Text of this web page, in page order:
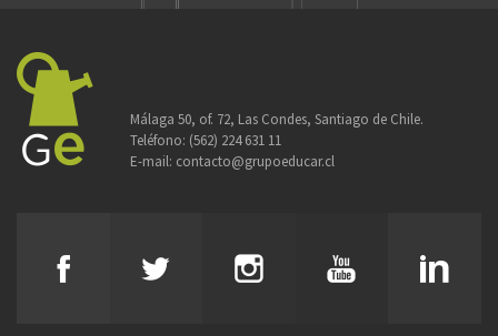
Málaga 50, of. 72, Las Condes, Santiago de Chile.
Teléfono: (562) 224 631 11
E-mail: contacto@grupoeducar.cl